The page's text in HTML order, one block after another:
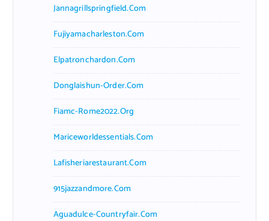
Jannagrillspringfield.com
Fujiyamacharleston.com
Elpatronchardon.com
Donglaishun-Order.com
Fiamc-Rome2022.org
Mariceworldessentials.com
Lafisheriarestaurant.com
915jazzandmore.com
Aguadulce-Countryfair.com